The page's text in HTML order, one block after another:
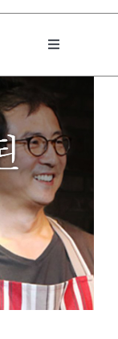
Toggle